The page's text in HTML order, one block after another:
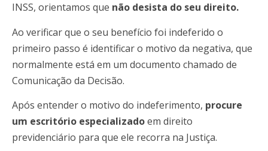
INSS, orientamos que não desista do seu direito.
Ao verificar que o seu benefício foi indeferido o
primeiro passo é identificar o motivo da negativa, que
normalmente está em um documento chamado de
Comunicação da Decisão.
Após entender o motivo do indeferimento, procure
um escritório especializadoem direito
previdenciário para que ele recorra na Justiça.